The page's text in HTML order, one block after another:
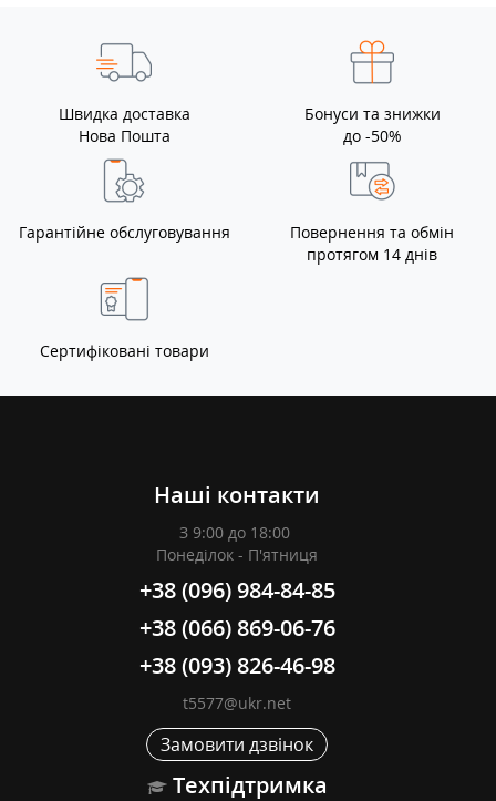
Швидка доставка
Нова Пошта
Бонуси та знижки
до -50%
Гарантійне обслуговування
Повернення та обмін
протягом 14 днів
Сертифіковані товари
Наші контакти
З 9:00 до 18:00
Понеділок - П'ятниця
+38 (096) 984-84-85
+38 (066) 869-06-76
+38 (093) 826-46-98
t5577@ukr.net
Замовити дзвінок
Техпідтримка